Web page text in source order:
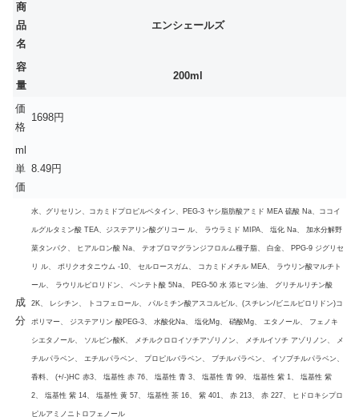
商
品
名
エンシェールズ
容
量
200ml
価
格
1698円
ml
単
価
8.49円
成
分
水、グリセリン、コカミドプロピルベタイン、PEG-3 ヤシ脂肪酸アミド MEA 硫酸 Na、ココイ
ルグルタミン酸 TEA、ジステアリン酸グリコー ル、 ラウラミド MIPA、 塩化 Na、 加水分解野
菜タンパク、 ヒアルロン酸 Na、 テオブロマグランジフロルム種子脂、 白金、 PPG-9 ジグリセ
リ ル、 ポリクオタニウム -10、 セルロースガム、 コカミドメチル MEA、 ラウリン酸マルチト
ール、 ラウリルピロリドン、 ペンテト酸 5Na、 PEG-50 水 添ヒマシ油、 グリチルリチン酸
2K、 レシチン、 トコフェロール、 パルミチン酸アスコルビル、(スチレン/ビニルピロリドン)コ
ポリマー、 ジステアリン 酸PEG-3、 水酸化Na、 塩化Mg、 硝酸Mg、 エタノール、 フェノキ
シエタノール、 ソルビン酸K、 メチルクロロイソチアゾリノン、 メチルイソチ アゾリノン、 メ
チルパラベン、 エチルパラベン、 プロピルバラベン、 ブチルパラベン、 イソブチルパラベン、
香料、 (+/-)HC 赤3、 塩基性 赤 76、 塩基性 青 3、 塩基性 青 99、 塩基性 紫 1、 塩基性 紫
2、 塩基性 紫 14、 塩基性 黄 57、 塩基性 茶 16、 紫 401、 赤 213、 赤 227、 ヒドロキシプロ
ピルアミノニトロフェノール